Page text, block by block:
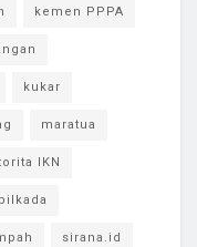
kemen PPPA
kukar
maratua
IKN
pilkada
sirana.id